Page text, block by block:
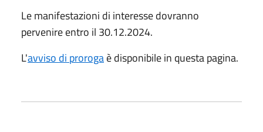
Le manifestazioni di interesse dovranno
pervenire entro il 30.12.2024.
L'avviso di prorogaè disponibile in questa pagina.